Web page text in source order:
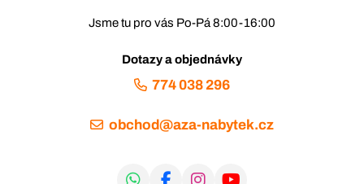
Jsme tu pro vás Po-Pá 8:00-16:00
Dotazy a objednávky
774 038 296
obchod@aza-nabytek.cz